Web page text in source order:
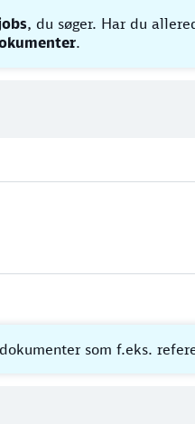
, du søger. Har du
.
som f.eks.